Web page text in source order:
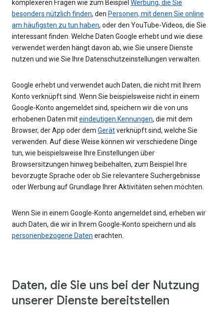
komplexeren Fragen wie zum Beispiel Werbung, die Sie
besonders nützlich finden, den Personen, mit denen Sie online
am häufigsten zu tun haben, oder den YouTube-Videos, die Sie
interessant finden. Welche Daten Google erhebt und wie diese
verwendet werden hängt davon ab, wie Sie unsere Dienste
nutzen und wie Sie Ihre Datenschutzeinstellungen verwalten.
Google erhebt und verwendet auch Daten, die nicht mit Ihrem
Konto verknüpft sind. Wenn Sie beispielsweise nicht in einem
Google-Konto angemeldet sind, speichern wir die von uns
erhobenen Daten miteindeutigen Kennungen, die mit dem
Browser, der App oder dem Gerätverknüpft sind, welche Sie
verwenden. Auf diese Weise können wir verschiedene Dinge
tun, wie beispielsweise Ihre Einstellungen über
Browsersitzungen hinweg beibehalten, zum Beispiel Ihre
bevorzugte Sprache oder ob Sie relevantere Suchergebnisse
oder Werbung auf Grundlage Ihrer Aktivitäten sehen möchten.
Wenn Sie in einem Google-Konto angemeldet sind, erheben wir
auch Daten, die wir in Ihrem Google-Konto speichern und als
personenbezogene Daten erachten.
Daten, die Sie uns bei der Nutzung
unserer Dienste bereitstellen